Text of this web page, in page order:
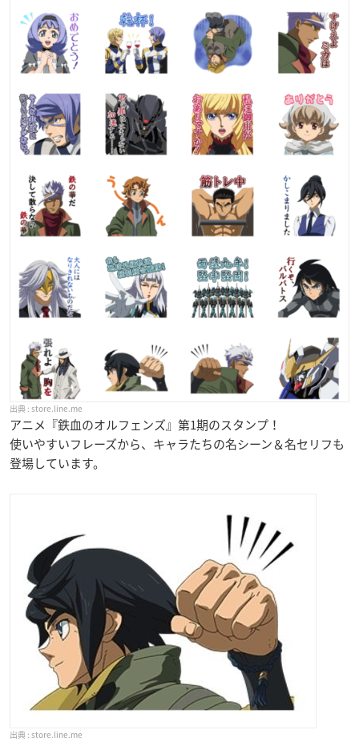
store.line.me
アニメ『鉄血のオルフェンズ』第1期のスタンプ！
使いやすいフレーズから、キャラたちの名シーン＆名セリフも
登場しています。
store.line.me